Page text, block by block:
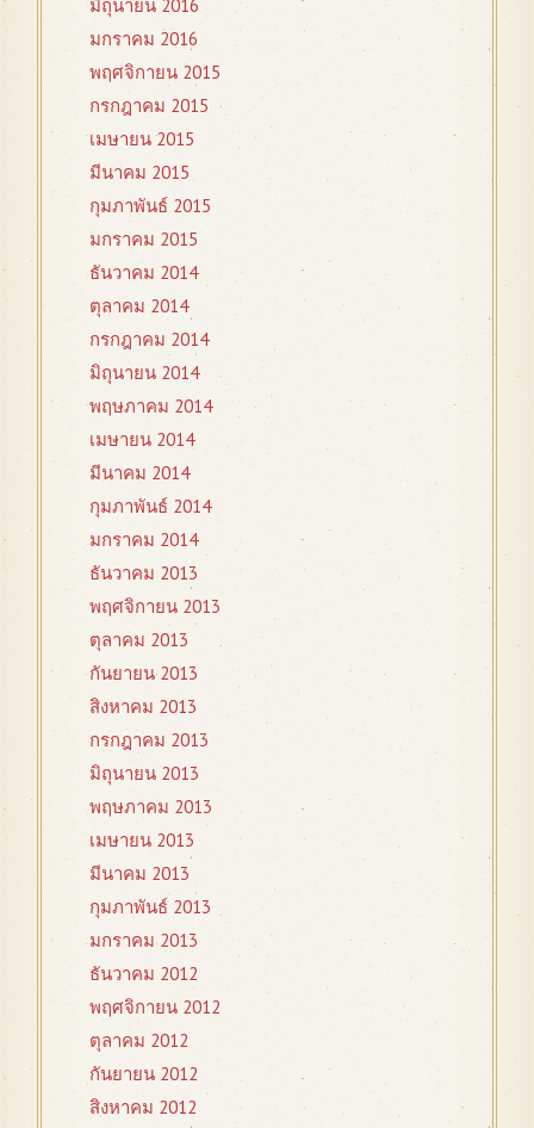
มิถุนายน 2016
มกราคม 2016
พฤศจิกายน 2015
กรกฎาคม 2015
เมษายน 2015
มีนาคม 2015
กุมภาพันธ์ 2015
มกราคม 2015
ธันวาคม 2014
ตุลาคม 2014
กรกฎาคม 2014
มิถุนายน 2014
พฤษภาคม 2014
เมษายน 2014
มีนาคม 2014
กุมภาพันธ์ 2014
มกราคม 2014
ธันวาคม 2013
พฤศจิกายน 2013
ตุลาคม 2013
กันยายน 2013
สิงหาคม 2013
กรกฎาคม 2013
มิถุนายน 2013
พฤษภาคม 2013
เมษายน 2013
มีนาคม 2013
กุมภาพันธ์ 2013
มกราคม 2013
ธันวาคม 2012
พฤศจิกายน 2012
ตุลาคม 2012
กันยายน 2012
สิงหาคม 2012